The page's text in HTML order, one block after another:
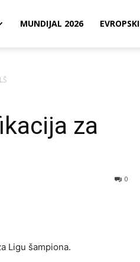
MUNDIJAL 2026 EVROPSKI
za
0
Ligu šampiona.